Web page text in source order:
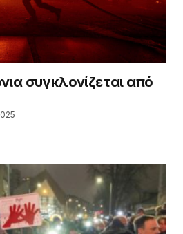
συγκλονίζεται από